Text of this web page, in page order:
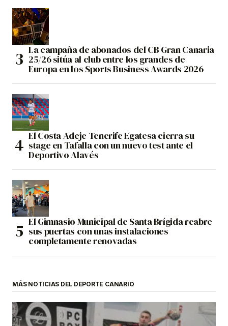
La campaña de abonados del CB Gran Canaria
25/26 sitúa al club entre los grandes de
Europa en los Sports Business Awards 2026
El Costa Adeje Tenerife Egatesa cierra su
stage en Tafalla con un nuevo test ante el
Deportivo Alavés
El Gimnasio Municipal de Santa Brígida reabre
sus puertas con unas instalaciones
completamente renovadas
MÁS NOTICIAS DEL DEPORTE CANARIO